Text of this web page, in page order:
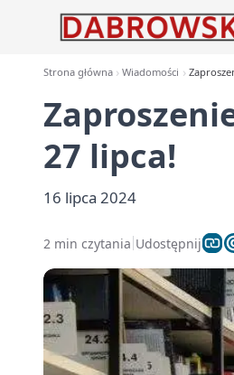
Strona główna Wiadomości
27 lipca!
16 lipca 2024
2 min czytania Udostępnij